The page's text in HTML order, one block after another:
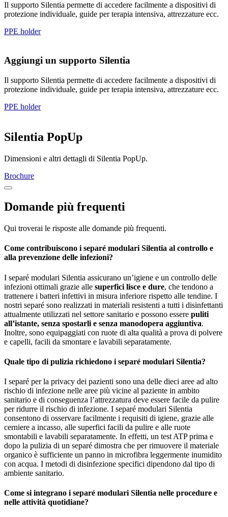
Il supporto Silentia permette di accedere facilmente a dispositivi di
protezione individuale, guide per terapia intensiva, attrezzature ecc.
PPE holder
Aggiungi un supporto Silentia
Il supporto Silentia permette di accedere facilmente a dispositivi di
protezione individuale, guide per terapia intensiva, attrezzature ecc.
PPE holder
Silentia PopUp
Dimensioni e altri dettagli di Silentia PopUp.
Brochure
Domande più frequenti
Qui troverai le risposte alle domande più frequenti.
Come contribuiscono i separé modulari Silentia al controllo e
alla prevenzione delle infezioni?
I separé modulari Silentia assicurano un’igiene e un controllo delle
infezioni ottimali grazie alle superfici lisce e dure, che tendono a
trattenere i batteri infettivi in misura inferiore rispetto alle tendine. I
nostri separé sono realizzati in materiali resistenti a tutti i disinfettanti
attualmente utilizzati nel settore sanitario e possono essere puliti
all’istante, senza spostarli e senza manodopera aggiuntiva.
Inoltre, sono equipaggiati con ruote di alta qualità a prova di polvere
e capelli, facili da smontare e lavabili separatamente.
Quale tipo di pulizia richiedono i separé modulari Silentia?
I separé per la privacy dei pazienti sono una delle dieci aree ad alto
rischio di infezione nelle aree più vicine al paziente in ambito
sanitario e di conseguenza l’attrezzatura deve essere facile da pulire
per ridurre il rischio di infezione. I separé modulari Silentia
consentono di osservare facilmente i requisiti di igiene, grazie alle
cerniere a incasso, alle superfici facili da pulire e alle ruote
smontabili e lavabili separatamente. In effetti, un test ATP prima e
dopo la pulizia di un separé dimostra che per rimuovere il materiale
organico è sufficiente un panno in microfibra leggermente inumidito
con acqua. I metodi di disinfezione specifici dipendono dal tipo di
ambiente sanitario.
Come si integrano i separé modulari Silentia nelle procedure e
nelle attività quotidiane?